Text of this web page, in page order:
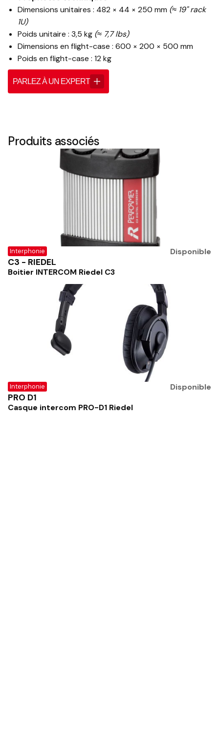
Dimensions unitaires : 482 × 44 × 250 mm (≈ 19" rack
1U)
Poids unitaire : 3,5 kg (≈ 7,7 lbs)
Dimensions en flight-case : 600 × 200 × 500 mm
Poids en flight-case : 12 kg
PARLEZ À UN EXPERT
Produits associés
Interphonie Disponible
C3 - RIEDEL
Boitier INTERCOM Riedel C3
Interphonie Disponible
PRO D1
Casque intercom PRO-D1 Riedel